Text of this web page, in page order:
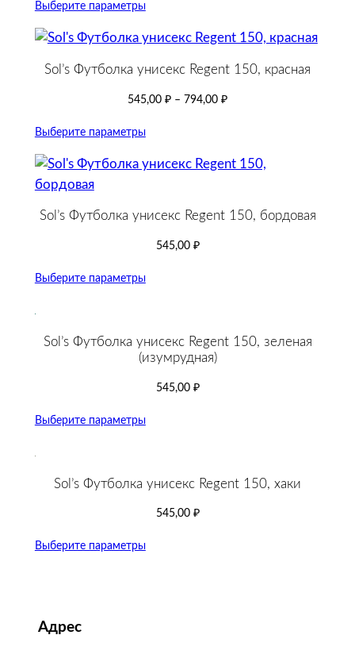
Выберите параметры
Sol’s Футболка унисекс Regent 150, красная
545,00 ₽ – 794,00 ₽
Выберите параметры
Sol’s Футболка унисекс Regent 150, бордовая
545,00 ₽
Выберите параметры
Sol’s Футболка унисекс Regent 150, зеленая
(изумрудная)
545,00 ₽
Выберите параметры
Sol’s Футболка унисекс Regent 150, хаки
545,00 ₽
Выберите параметры
Адрес